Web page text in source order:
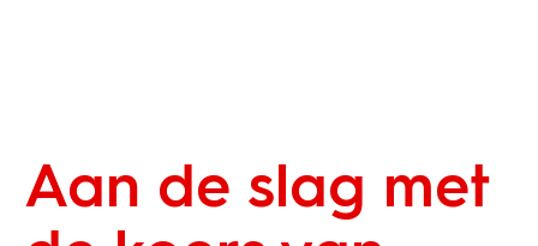
Aan de slag met